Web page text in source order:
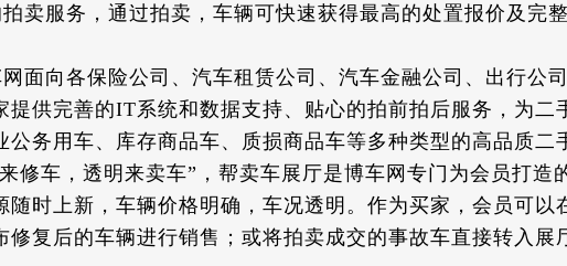
卖服务，通过拍卖，车辆可快速获得最高的处置报价及完
面向各保险公司、汽车租赁公司、汽车金融公司、出行公
提供完善的IT系统和数据支持、贴心的拍前拍后服务，为二
公务用车、库存商品车、质损商品车等多种类型的高品质二
修车，透明来卖车”，帮卖车展厅是博车网专门为会员打造
随时上新，车辆价格明确，车况透明。作为买家，会员可
修复后的车辆进行销售；或将拍卖成交的事故车直接转入